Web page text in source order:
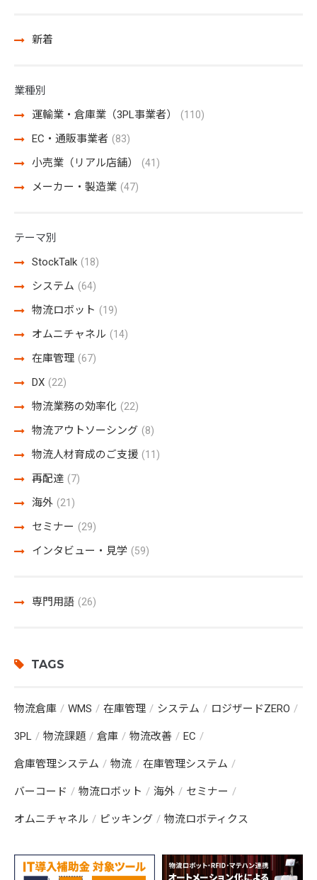
新着
業種別
運輸業・倉庫業（3PL事業者）
(110)
EC・通販事業者 (83)
小売業（リアル店舗） (41)
メーカー・製造業 (47)
テーマ別
StockTalk (18)
システム (64)
物流ロボット (19)
オムニチャネル (14)
在庫管理 (67)
DX (22)
物流業務の効率化 (22)
物流アウトソーシング (8)
物流人材育成のご支援 (11)
再配達 (7)
海外 (21)
セミナー (29)
インタビュー・見学 (59)
専門用語 (26)
TAGS
物流倉庫 WMS 在庫管理 システム ロジザードZERO
3PL 物流課題 倉庫 物流改善 EC
倉庫管理システム 物流 在庫管理システム
バーコード 物流ロボット 海外 セミナー
オムニチャネル ピッキング 物流ロボティクス